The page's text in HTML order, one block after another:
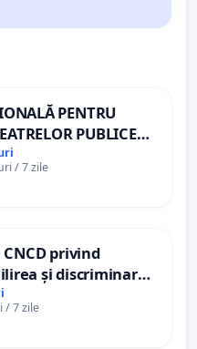
PENTRU
PUBLICE
DIN ROMÂNIA
/ 7 zile
privind
și discriminarea
dizabilități de
TikTok „Gorici”
/ 7 zile